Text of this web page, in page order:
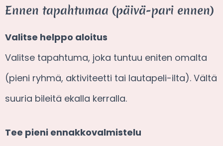
Ennen tapahtumaa (päivä-pari ennen)
Valitse helppo aloitus
Valitse tapahtuma, joka tuntuu eniten omalta
(pieni ryhmä, aktiviteetti tai lautapeli-ilta). Vältä
suuria bileitä ekalla kerralla.
Tee pieni ennakkovalmistelu